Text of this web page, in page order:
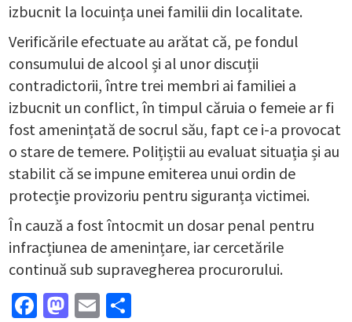
izbucnit la locuința unei familii din localitate.
Verificările efectuate au arătat că, pe fondul
consumului de alcool și al unor discuții
contradictorii, între trei membri ai familiei a
izbucnit un conflict, în timpul căruia o femeie ar fi
fost amenințată de socrul său, fapt ce i-a provocat
o stare de temere. Polițiștii au evaluat situația și au
stabilit că se impune emiterea unui ordin de
protecție provizoriu pentru siguranța victimei.
În cauză a fost întocmit un dosar penal pentru
infracțiunea de amenințare, iar cercetările
continuă sub supravegherea procurorului.
Facebook
Mastodon
Email